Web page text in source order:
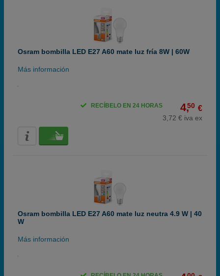
Osram bombilla LED E27 A60 mate luz fría 8W | 60W
Más información
4,50 €
3,72 € iva ex
RECÍBELO EN 24 HORAS
Osram bombilla LED E27 A60 mate luz neutra 4.9 W | 40
W
Más información